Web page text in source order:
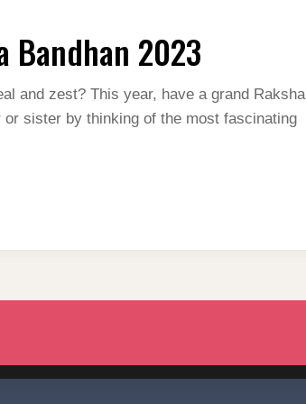
Bandhan 2023
and zest? This year, have a grand Raksha
sister by thinking of the most fascinating